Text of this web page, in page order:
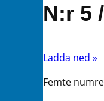
N:r 5
Ladda ned »
Femte